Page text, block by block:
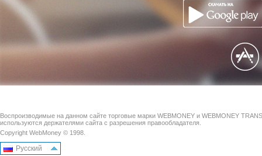
Воспроизводимые на данном сайте торговые марки WEBMONEY и WEBMONEY
используются держателями сайта с разрешения правообладателя.
Copyright WebMoney © 1998.
Русский